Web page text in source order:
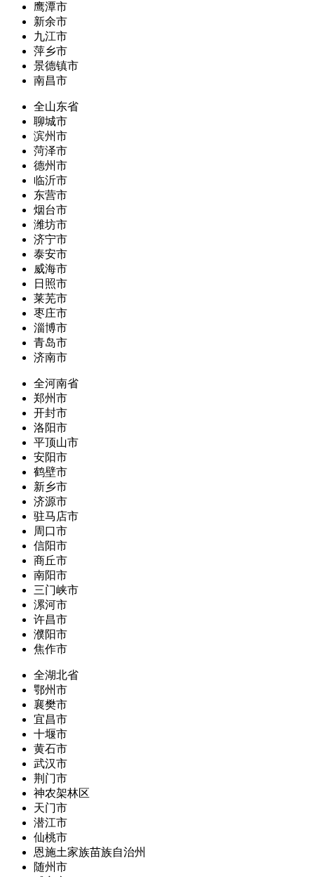
鹰潭市
新余市
九江市
萍乡市
景德镇市
南昌市
全山东省
聊城市
滨州市
菏泽市
德州市
临沂市
东营市
烟台市
潍坊市
济宁市
泰安市
威海市
日照市
莱芜市
枣庄市
淄博市
青岛市
济南市
全河南省
郑州市
开封市
洛阳市
平顶山市
安阳市
鹤壁市
新乡市
济源市
驻马店市
周口市
信阳市
商丘市
南阳市
三门峡市
漯河市
许昌市
濮阳市
焦作市
全湖北省
鄂州市
襄樊市
宜昌市
十堰市
黄石市
武汉市
荆门市
神农架林区
天门市
潜江市
仙桃市
恩施土家族苗族自治州
随州市